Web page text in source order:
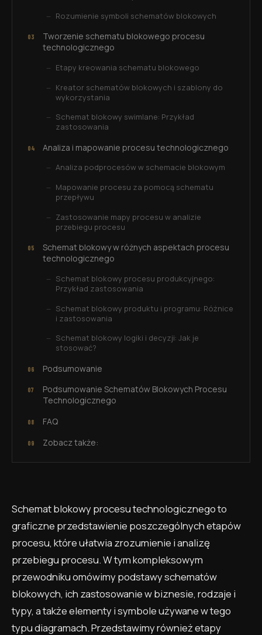
Rozumienie symboli schematów blokowych
Tworzenie schematu blokowego procesu
technologicznego
Etapy kreowania schematu blokowego
Kreator schematów blokowych i szablony do
wykorzystania
Schemat blokowy swimlane: Przykład
zastosowania
Analiza i mapowanie procesu technologicznego
Analiza podprocesów w schemacie blokowym
Mapowanie procesu za pomocą schematu
przepływu
Zastosowanie mapy procesu w analizie
przebiegu procesu
Schemat blokowy w różnych aspektach procesu
technologicznego
Schemat blokowy procesu produkcyjnego:
Przykład zastosowania
Schemat blokowy produktu i programu: Różnice
i zastosowania
Schemat blokowy logiki i decyzji: Jak je
stosować?
Podsumowanie
Podsumowanie Schematów Blokowych Procesu
Technologicznego
FAQ
Zobacz także:
Schemat blokowy procesu technologicznego to
graficzne przedstawienie poszczególnych etapów
procesu, które ułatwia zrozumienie i analizę
przebiegu procesu. W tym kompleksowym
przewodniku omówimy podstawy schematów
blokowych, ich zastosowanie w biznesie, rodzaje i
typy, a także elementy i symbole używane w tego
typu diagramach. Przedstawimy również etapy